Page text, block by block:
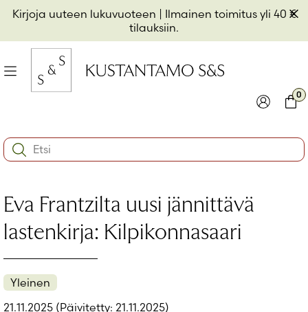
Kirjoja uuteen lukuvuoteen | Ilmainen toimitus yli 40 €
tilauksiin.
Hyppää
sisältöön
Valikko
Salasana *
Muista minut
0
Search:
Eva Frantzilta uusi jännittävä
lastenkirja: Kilpikonnasaari
Yleinen
21.11.2025 (Päivitetty: 21.11.2025)